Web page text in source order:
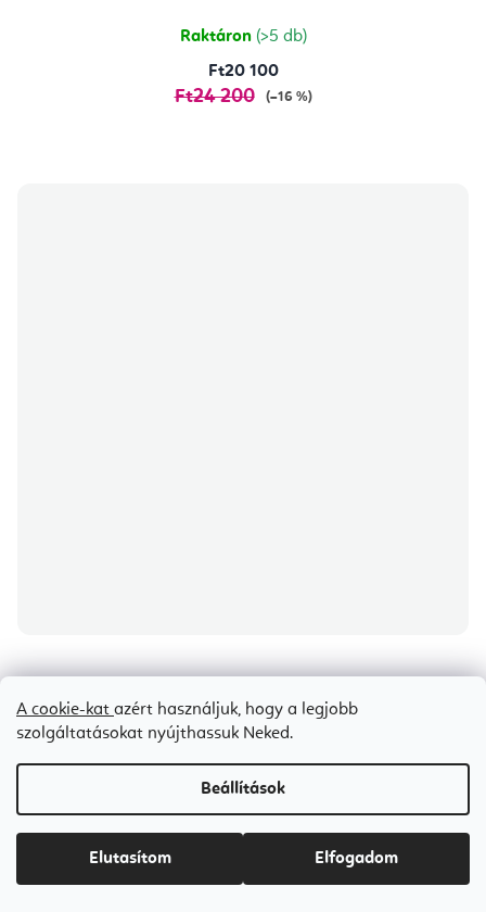
A cookie-kat azért használjuk, hogy a legjobb
szolgáltatásokat nyújthassuk Neked.
Beállítások
Elutasítom Elfogadom
Raktáron (>5 db)
Ft20 100
Ft24 200 (–16 %)
Árajánlat igénylése
Ft470 900
Aged